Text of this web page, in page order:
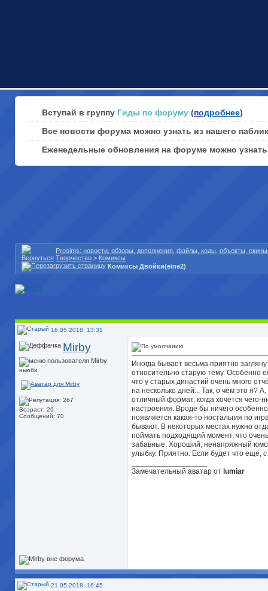
Вступай в группу Гиды по форуму (подробнее)
Все новости форума можно узнать из нашего
Еженедельные обновления на форуме можно
Prosims: новости, обзоры, дополнения, файлы, коды, объекты,
Творчество > Комиксы
Комиксы Двойки(eine2)
16.05.2018, 13:31
Mirby
ньюби
Возраст: 29
Сообщений: 70
Иногда бывает весьма приятно
относительно старую тему. Особенно
что у старых династий очень много
на несколько дней... Так, о чём это я?
отличный формат, когда хочется чего-
настроения. Вроде бы ничего
появляется какая-то ностальгия по
бывают. В некоторых местах нужно
поймать подходящий момент, что
забавные. Хороший, ненапряжный
улыбку. Приятно. Если будет что ещё, с
Замечательный аватар от lumiar
21.05.2018, 16:45